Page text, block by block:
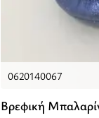
0620140067
Βρεφική